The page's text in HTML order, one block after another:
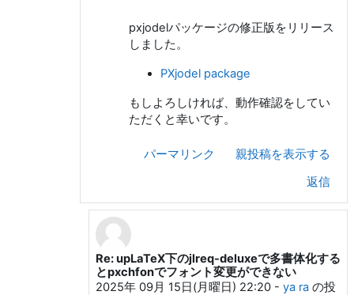
pxjodelパッケージの修正版をリリース
しました。
PXjodel package
もしよろしければ、動作確認をしてい
ただくと幸いです。
パーマリンク
親投稿を表示する
返信
Z. R. への返信
Re: upLaTeX下のjlreq-deluxeで多書体化する
とpxchfonでフォント変更ができない
2025年 09月 15日(月曜日) 22:20- ya raの投